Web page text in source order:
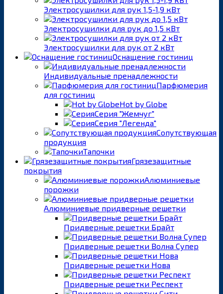
Электросушилки для рук 1,5-1,9 кВт
Электросушилки для рук до 1,5 кВт
Электросушилки для рук от 2 кВт
Оснащение гостиниц
Индивидуальные пренадлежности
Парфюмерия
для гостиниц
Hot by Globe
Серия "Жемчуг"
Серия "Легенда"
Сопутствующая
продукция
Тапочки
Грязезащитные
покрытия
Алюминиевые
порожки
Алюминиевые придверные решетки
Придверные решетки Брайт
Придверные решетки Волна Супер
Придверные решетки Нова
Придверные решетки Респект